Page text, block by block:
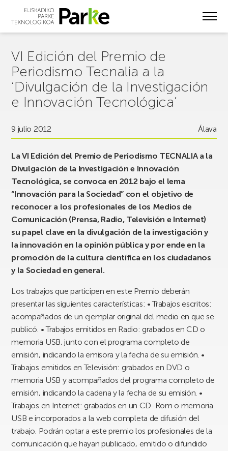
VI Edición del Premio de
Periodismo Tecnalia a la
‘Divulgación de la Investigación
e Innovación Tecnológica’
9 julio 2012 Álava
La VI Edición del Premio de Periodismo TECNALIA a la
Divulgación de la Investigación e Innovación
Tecnológica, se convoca en 2012 bajo el lema
“Innovación para la Sociedad” con el objetivo de
reconocer a los profesionales de los Medios de
Comunicación (Prensa, Radio, Televisión e Internet)
su papel clave en la divulgación de la investigación y
la innovación en la opinión pública y por ende en la
promoción de la cultura científica en los ciudadanos
y la Sociedad en general.
Los trabajos que participen en este Premio deberán
presentar las siguientes características: • Trabajos escritos:
acompañados de un ejemplar original del medio en que se
publicó. • Trabajos emitidos en Radio: grabados en CD o
memoria USB, junto con el programa completo de
emisión, indicando la emisora y la fecha de su emisión. •
Trabajos emitidos en Televisión: grabados en DVD o
memoria USB y acompañados del programa completo de
emisión, indicando la cadena y la fecha de su emisión. •
Trabajos en Internet: grabados en un CD-Rom o memoria
USB e incorporados a la web completa de difusión del
trabajo. Podrán optar a este premio los profesionales de la
comunicación que hayan publicado, emitido o difundido